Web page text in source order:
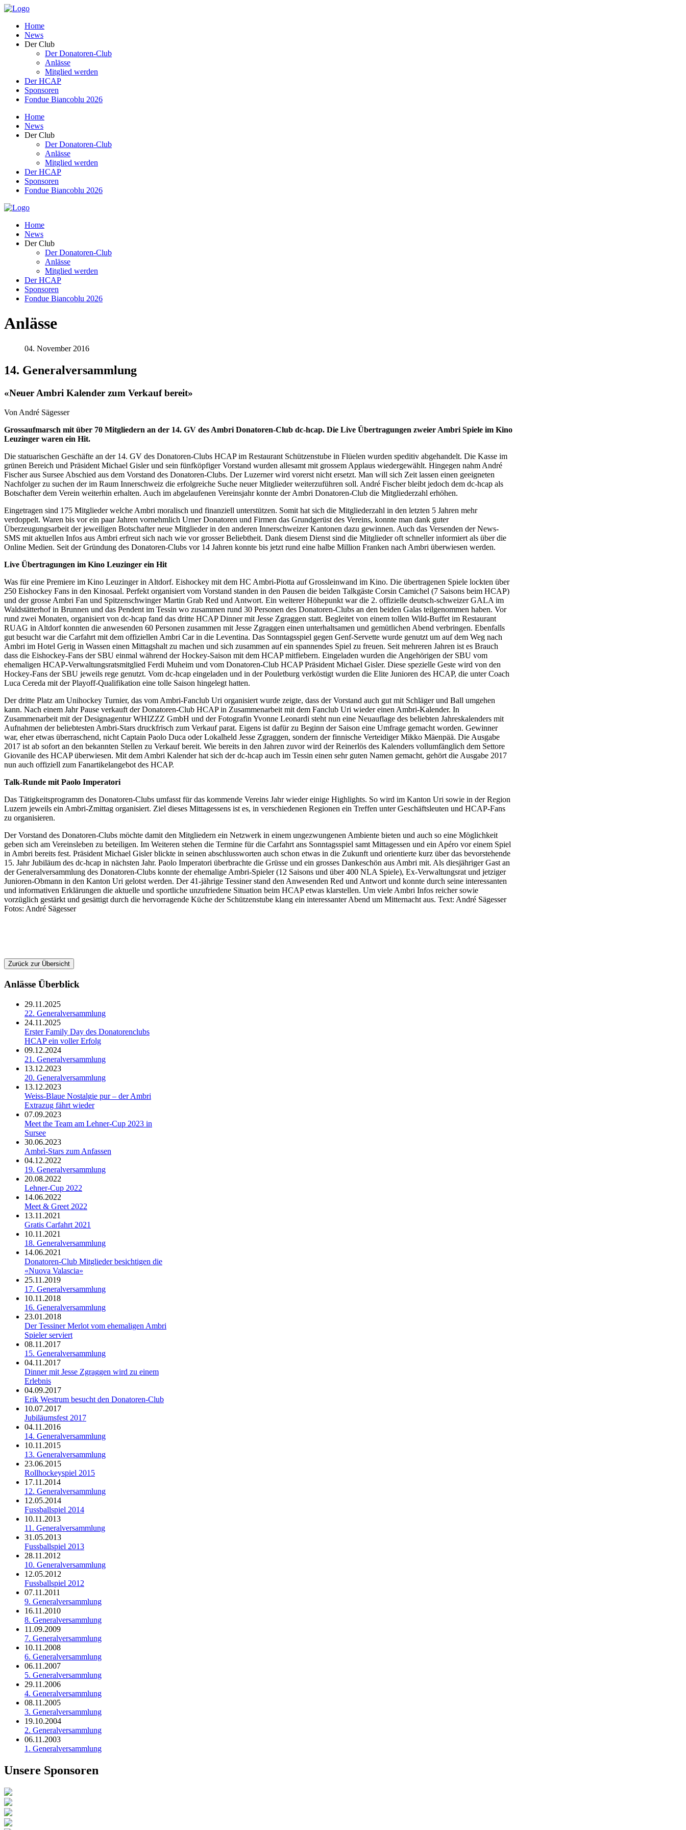
Home
News
Der Club
Der Donatoren-Club
Anlässe
Mitglied werden
Der HCAP
Sponsoren
Fondue Biancoblu 2026
Home
News
Der Club
Der Donatoren-Club
Anlässe
Mitglied werden
Der HCAP
Sponsoren
Fondue Biancoblu 2026
Home
News
Der Club
Der Donatoren-Club
Anlässe
Mitglied werden
Der HCAP
Sponsoren
Fondue Biancoblu 2026
Anlässe
04. November 2016
14. Generalversammlung
«Neuer Ambri Kalender zum Verkauf bereit»
Von André Sägesser
Grossaufmarsch mit über 70 Mitgliedern an der 14. GV des Ambri Donatoren-Club dc-hcap. Die Live Übertragungen zweier Ambri Spiele im Kino
Leuzinger waren ein Hit.
Die statuarischen Geschäfte an der 14. GV des Donatoren-Clubs HCAP im Restaurant Schützenstube in Flüelen wurden speditiv abgehandelt. Die Kasse im
grünen Bereich und Präsident Michael Gisler und sein fünfköpfiger Vorstand wurden allesamt mit grossem Applaus wiedergewählt. Hingegen nahm André
Fischer aus Sursee Abschied aus dem Vorstand des Donatoren-Clubs. Der Luzerner wird vorerst nicht ersetzt. Man will sich Zeit lassen einen geeigneten
Nachfolger zu suchen der im Raum Innerschweiz die erfolgreiche Suche neuer Mitglieder weiterzuführen soll. André Fischer bleibt jedoch dem dc-hcap als
Botschafter dem Verein weiterhin erhalten. Auch im abgelaufenen Vereinsjahr konnte der Ambri Donatoren-Club die Mitgliederzahl erhöhen.
Eingetragen sind 175 Mitglieder welche Ambri moralisch und finanziell unterstützen. Somit hat sich die Mitgliederzahl in den letzten 5 Jahren mehr
verdoppelt. Waren bis vor ein paar Jahren vornehmlich Urner Donatoren und Firmen das Grundgerüst des Vereins, konnte man dank guter
Überzeugungsarbeit der jeweiligen Botschafter neue Mitglieder in den anderen Innerschweizer Kantonen dazu gewinnen. Auch das Versenden der News-
SMS mit aktuellen Infos aus Ambri erfreut sich nach wie vor grosser Beliebtheit. Dank diesem Dienst sind die Mitglieder oft schneller informiert als über die
Online Medien. Seit der Gründung des Donatoren-Clubs vor 14 Jahren konnte bis jetzt rund eine halbe Million Franken nach Ambri überwiesen werden.
Live Übertragungen im Kino Leuzinger ein Hit
Was für eine Premiere im Kino Leuzinger in Altdorf. Eishockey mit dem HC Ambri-Piotta auf Grossleinwand im Kino. Die übertragenen Spiele lockten über
250 Eishockey Fans in den Kinosaal. Perfekt organisiert vom Vorstand standen in den Pausen die beiden Talkgäste Corsin Camichel (7 Saisons beim HCAP)
und der grosse Ambri Fan und Spitzenschwinger Martin Grab Red und Antwort. Ein weiterer Höhepunkt war die 2. offizielle deutsch-schweizer GALA im
Waldstätterhof in Brunnen und das Pendent im Tessin wo zusammen rund 30 Personen des Donatoren-Clubs an den beiden Galas teilgenommen haben. Vor
rund zwei Monaten, organisiert von dc-hcap fand das dritte HCAP Dinner mit Jesse Zgraggen statt. Begleitet von einem tollen Wild-Buffet im Restaurant
RUAG in Altdorf konnten die anwesenden 60 Personen zusammen mit Jesse Zgraggen einen unterhaltsamen und gemütlichen Abend verbringen. Ebenfalls
gut besucht war die Carfahrt mit dem offiziellen Ambri Car in die Leventina. Das Sonntagsspiel gegen Genf-Servette wurde genutzt um auf dem Weg nach
Ambri im Hotel Gerig in Wassen einen Mittagshalt zu machen und sich zusammen auf ein spannendes Spiel zu freuen. Seit mehreren Jahren ist es Brauch
dass die Eishockey-Fans der SBU einmal während der Hockey-Saison mit dem HCAP mitfiebern. Eingeladen wurden die Angehörigen der SBU vom
ehemaligen HCAP-Verwaltungsratsmitglied Ferdi Muheim und vom Donatoren-Club HCAP Präsident Michael Gisler. Diese spezielle Geste wird von den
Hockey-Fans der SBU jeweils rege genutzt. Vom dc-hcap eingeladen und in der Pouletburg verköstigt wurden die Elite Junioren des HCAP, die unter Coach
Luca Cereda mit der Playoff-Qualifikation eine tolle Saison hingelegt hatten.
Der dritte Platz am Unihockey Turnier, das vom Ambri-Fanclub Uri organisiert wurde zeigte, dass der Vorstand auch gut mit Schläger und Ball umgehen
kann. Nach einem Jahr Pause verkauft der Donatoren-Club HCAP in Zusammenarbeit mit dem Fanclub Uri wieder einen Ambri-Kalender. In
Zusammenarbeit mit der Designagentur WHIZZZ GmbH und der Fotografin Yvonne Leonardi steht nun eine Neuauflage des beliebten Jahreskalenders mit
Aufnahmen der beliebtesten Ambri-Stars druckfrisch zum Verkauf parat. Eigens ist dafür zu Beginn der Saison eine Umfrage gemacht worden. Gewinner
war, eher etwas überraschend, nicht Captain Paolo Duca oder Lokalheld Jesse Zgraggen, sondern der finnische Verteidiger Mikko Mäenpää. Die Ausgabe
2017 ist ab sofort an den bekannten Stellen zu Verkauf bereit. Wie bereits in den Jahren zuvor wird der Reinerlös des Kalenders vollumfänglich dem Settore
Giovanile des HCAP überwiesen. Mit dem Ambri Kalender hat sich der dc-hcap auch im Tessin einen sehr guten Namen gemacht, gehört die Ausgabe 2017
nun auch offiziell zum Fanartikelangebot des HCAP.
Talk-Runde mit Paolo Imperatori
Das Tätigkeitsprogramm des Donatoren-Clubs umfasst für das kommende Vereins Jahr wieder einige Highlights. So wird im Kanton Uri sowie in der Region
Luzern jeweils ein Ambri-Zmittag organisiert. Ziel dieses Mittagessens ist es, in verschiedenen Regionen ein Treffen unter Geschäftsleuten und HCAP-Fans
zu organisieren.
Der Vorstand des Donatoren-Clubs möchte damit den Mitgliedern ein Netzwerk in einem ungezwungenen Ambiente bieten und auch so eine Möglichkeit
geben sich am Vereinsleben zu beteiligen. Im Weiteren stehen die Termine für die Carfahrt ans Sonntagsspiel samt Mittagessen und ein Apéro vor einem Spiel
in Ambri bereits fest. Präsident Michael Gisler blickte in seinen abschlussworten auch schon etwas in die Zukunft und orientierte kurz über das bevorstehende
15. Jahr Jubiläum des dc-hcap in nächsten Jahr. Paolo Imperatori überbrachte die Grüsse und ein grosses Dankeschön aus Ambri mit. Als diesjähriger Gast an
der Generalversammlung des Donatoren-Clubs konnte der ehemalige Ambri-Spieler (12 Saisons und über 400 NLA Spiele), Ex-Verwaltungsrat und jetziger
Junioren-Obmann in den Kanton Uri gelotst werden. Der 41-jährige Tessiner stand den Anwesenden Red und Antwort und konnte durch seine interessanten
und informativen Erklärungen die aktuelle und sportliche unzufriedene Situation beim HCAP etwas klarstellen. Um viele Ambri Infos reicher sowie
vorzüglich gestärkt und gesättigt durch die hervorragende Küche der Schützenstube klang ein interessanter Abend um Mitternacht aus. Text: André Sägesser
Fotos: André Sägesser
Zurück zur Übersicht
Anlässe Überblick
29.11.2025
22. Generalversammlung
24.11.2025
Erster Family Day des Donatorenclubs
HCAP ein voller Erfolg
09.12.2024
21. Generalversammlung
13.12.2023
20. Generalversammlung
13.12.2023
Weiss-Blaue Nostalgie pur – der Ambri
Extrazug fährt wieder
07.09.2023
Meet the Team am Lehner-Cup 2023 in
Sursee
30.06.2023
Ambrì-Stars zum Anfassen
04.12.2022
19. Generalversammlung
20.08.2022
Lehner-Cup 2022
14.06.2022
Meet & Greet 2022
13.11.2021
Gratis Carfahrt 2021
10.11.2021
18. Generalversammlung
14.06.2021
Donatoren-Club Mitglieder besichtigen die
«Nuova Valascia»
25.11.2019
17. Generalversammlung
10.11.2018
16. Generalversammlung
23.01.2018
Der Tessiner Merlot vom ehemaligen Ambri
Spieler serviert
08.11.2017
15. Generalversammlung
04.11.2017
Dinner mit Jesse Zgraggen wird zu einem
Erlebnis
04.09.2017
Erik Westrum besucht den Donatoren-Club
10.07.2017
Jubiläumsfest 2017
04.11.2016
14. Generalversammlung
10.11.2015
13. Generalversammlung
23.06.2015
Rollhockeyspiel 2015
17.11.2014
12. Generalversammlung
12.05.2014
Fussballspiel 2014
10.11.2013
11. Generalversammlung
31.05.2013
Fussballspiel 2013
28.11.2012
10. Generalversammlung
12.05.2012
Fussballspiel 2012
07.11.2011
9. Generalversammlung
16.11.2010
8. Generalversammlung
11.09.2009
7. Generalversammlung
10.11.2008
6. Generalversammlung
06.11.2007
5. Generalversammlung
29.11.2006
4. Generalversammlung
08.11.2005
3. Generalversammlung
19.10.2004
2. Generalversammlung
06.11.2003
1. Generalversammlung
Unsere Sponsoren